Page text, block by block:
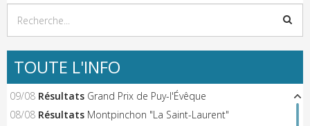
TOUTE L'INFO
09/08 Résultats Grand Prix de Puy-l'Évêque
08/08 Résultats Montpinchon "La Saint-Laurent"